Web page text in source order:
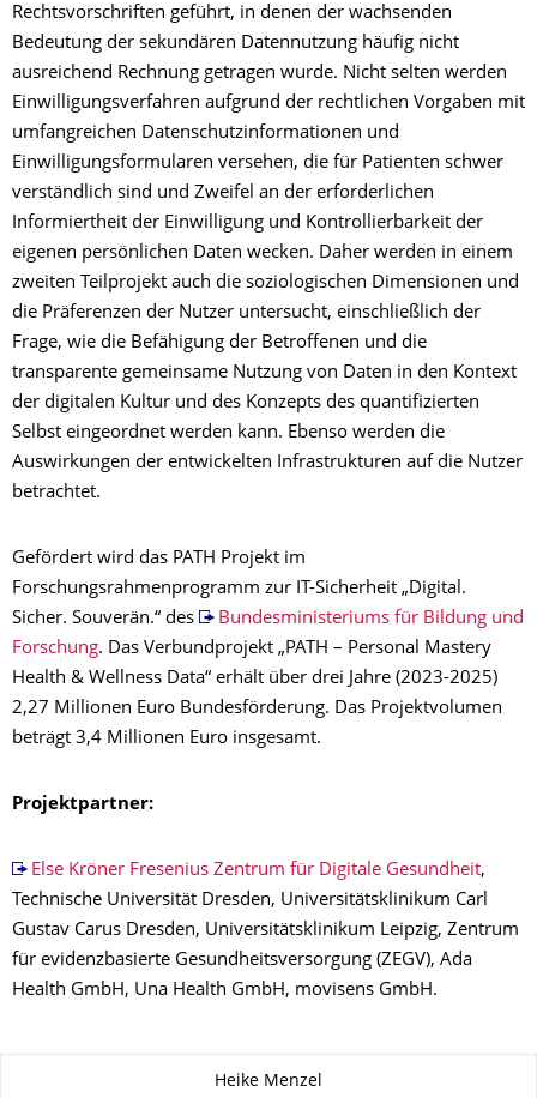
Rechtsvorschriften geführt, in denen der wachsenden
Bedeutung der sekundären Datennutzung häufig nicht
ausreichend Rechnung getragen wurde. Nicht selten werden
Einwilligungsverfahren aufgrund der rechtlichen Vorgaben mit
umfangreichen Datenschutzinformationen und
Einwilligungsformularen versehen, die für Patienten schwer
verständlich sind und Zweifel an der erforderlichen
Informiertheit der Einwilligung und Kontrollierbarkeit der
eigenen persönlichen Daten wecken. Daher werden in einem
zweiten Teilprojekt auch die soziologischen Dimensionen und
die Präferenzen der Nutzer untersucht, einschließlich der
Frage, wie die Befähigung der Betroffenen und die
transparente gemeinsame Nutzung von Daten in den Kontext
der digitalen Kultur und des Konzepts des quantifizierten
Selbst eingeordnet werden kann. Ebenso werden die
Auswirkungen der entwickelten Infrastrukturen auf die Nutzer
betrachtet.
Gefördert wird das PATH Projekt im
Forschungsrahmenprogramm zur IT-Sicherheit „Digital.
Sicher. Souverän.“ des
Bundesministeriums für Bildung und
Forschung. Das Verbundprojekt „PATH – Personal Mastery
Health & Wellness Data“ erhält über drei Jahre (2023-2025)
2,27 Millionen Euro Bundesförderung. Das Projektvolumen
beträgt 3,4 Millionen Euro insgesamt.
Projektpartner:
Else Kröner Fresenius Zentrum für Digitale Gesundheit,
Technische Universität Dresden, Universitätsklinikum Carl
Gustav Carus Dresden, Universitätsklinikum Leipzig, Zentrum
für evidenzbasierte Gesundheitsversorgung (ZEGV), Ada
Health GmbH, Una Health GmbH, movisens GmbH.
Heike Menzel